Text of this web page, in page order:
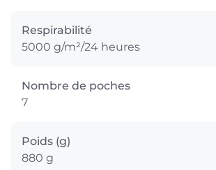
Respirabilité
5000 g/m²/24 heures
Nombre de poches
7
Poids (g)
880 g